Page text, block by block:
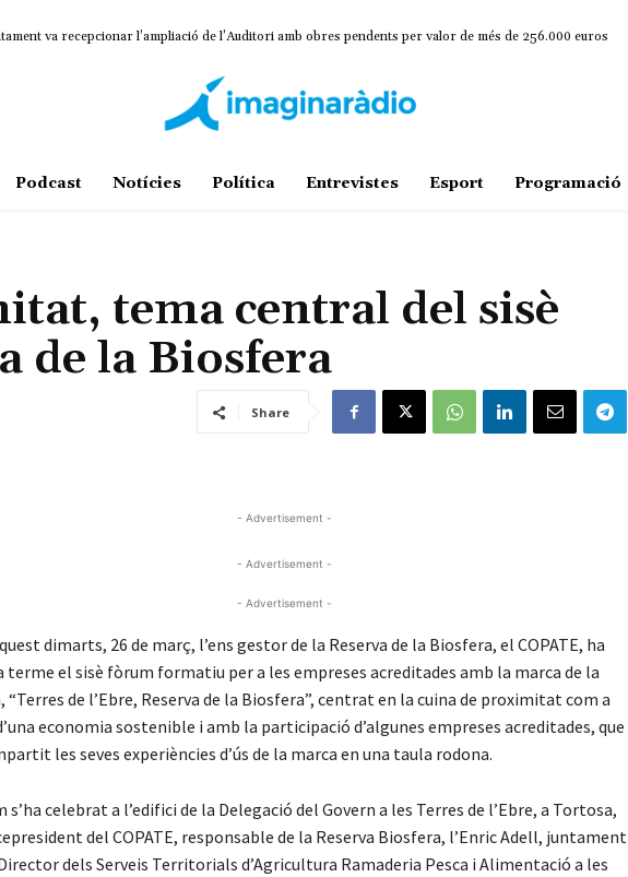
va recepcionar l’ampliació de l’Auditori amb obres pendents per valor de més de 256.000 euros
Podcast Notícies Política Entrevistes Esport Programació
tema central del sisè
de la Biosfera
Share
- Advertisement -
- Advertisement -
- Advertisement -
dimarts, 26 de març, l’ens gestor de la Reserva de la Biosfera, el COPATE, ha
el sisè fòrum formatiu per a les empreses acreditades amb la marca de la
“Terres de l’Ebre, Reserva de la Biosfera”, centrat en la cuina de proximitat com a
economia sostenible i amb la participació d’algunes empreses acreditades, que
les seves experiències d’ús de la marca en una taula rodona.
s’ha celebrat a l’edifici de la Delegació del Govern a les Terres de l’Ebre, a Tortosa,
del COPATE, responsable de la Reserva Biosfera, l’Enric Adell, juntament
dels Serveis Territorials d’Agricultura Ramaderia Pesca i Alimentació a les